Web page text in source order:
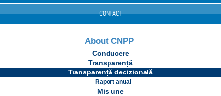
CONTACT
About CNPP
Conducere
Transparență
Transparență decizională
Raport anual
Misiune